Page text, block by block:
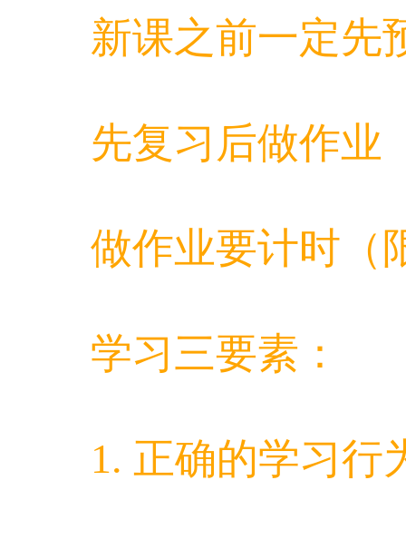
新课之前一定先
先复习后做作业
做作业要计时（
学习三要素：
1. 正确的学习行